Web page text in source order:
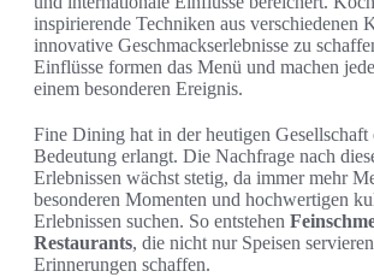
inspirierende Techniken aus verschiedenen
innovative Geschmackserlebnisse zu
Einflüsse formen das Menü und machen
einem besonderen Ereignis.
Fine Dining hat in der heutigen Gesellschaft
Bedeutung erlangt. Die Nachfrage nach
Erlebnissen wächst stetig, da immer mehr
besonderen Momenten und hochwertigen
Erlebnissen suchen. So entstehen
Restaurants, die nicht nur Speisen
Erinnerungen schaffen.